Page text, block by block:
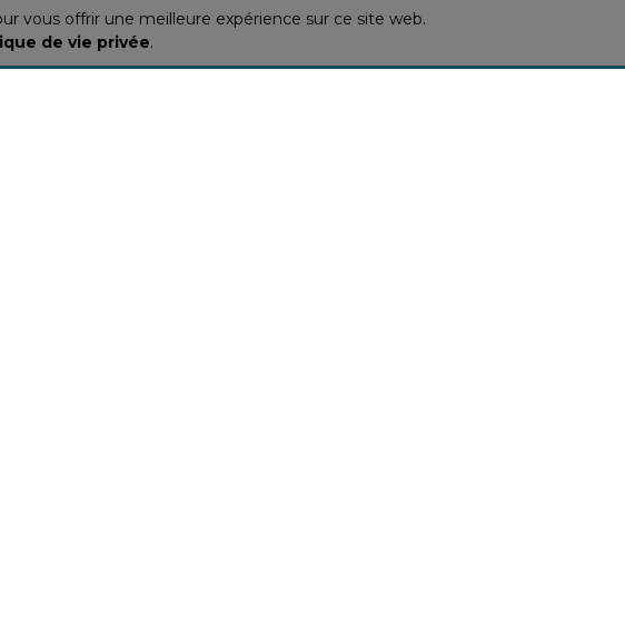
vous offrir une meilleure expérience sur ce site web.
de vie privée.